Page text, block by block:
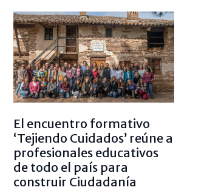
El encuentro formativo
‘Tejiendo Cuidados’ reúne a
profesionales educativos
de todo el país para
construir Ciudadanía